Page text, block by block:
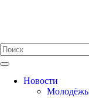
Новости
Молодёжь